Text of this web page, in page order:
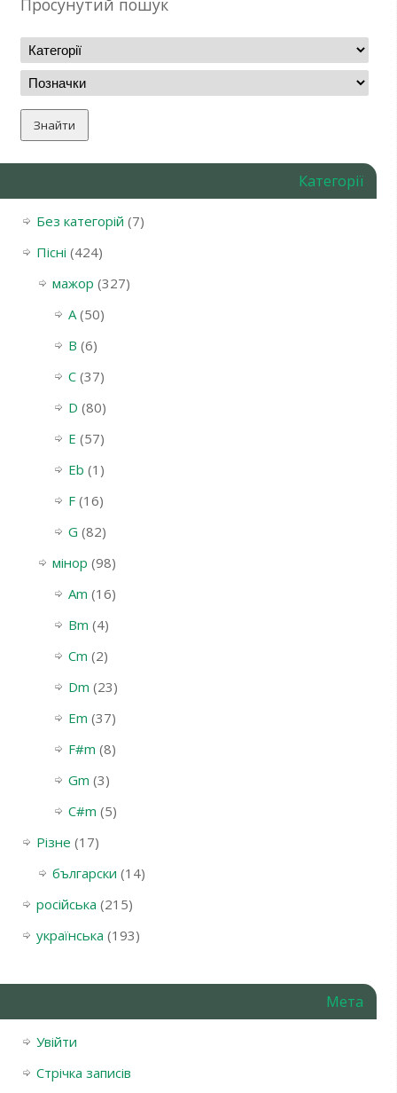
Просунутий пошук
Категорії
Без категорій (7)
Пісні (424)
мажор (327)
A(50)
B (6)
C(37)
D (80)
E (57)
Eb (1)
F(16)
G (82)
мінор (98)
Am (16)
Bm (4)
Cm (2)
Dm (23)
Em (37)
F#m (8)
Gm (3)
С#m (5)
Різне (17)
български (14)
російська (215)
українська (193)
Мета
Увійти
Стрічка записів